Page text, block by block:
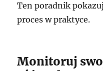
Ten poradnik
proces w praktyce.
Monitoruj